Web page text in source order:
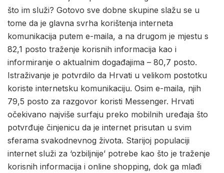
što im služi? Gotovo sve dobne skupine slažu se u
tome da je glavna svrha korištenja interneta
komunikacija putem e-maila, a na drugom je mjestu s
82,1 posto traženje korisnih informacija kao i
informiranje o aktualnim događajima – 80,7 posto.
Istraživanje je potvrdilo da Hrvati u velikom postotku
koriste internetsku komunikaciju. Osim e-maila, njih
79,5 posto za razgovor koristi Messenger. Hrvati
očekivano najviše surfaju preko mobilnih uređaja što
potvrđuje činjenicu da je internet prisutan u svim
sferama svakodnevnog života. Starijoj populaciji
internet služi za ‘ozbiljnije’ potrebe kao što je traženje
korisnih informacija i online shopping, dok ga mlađi